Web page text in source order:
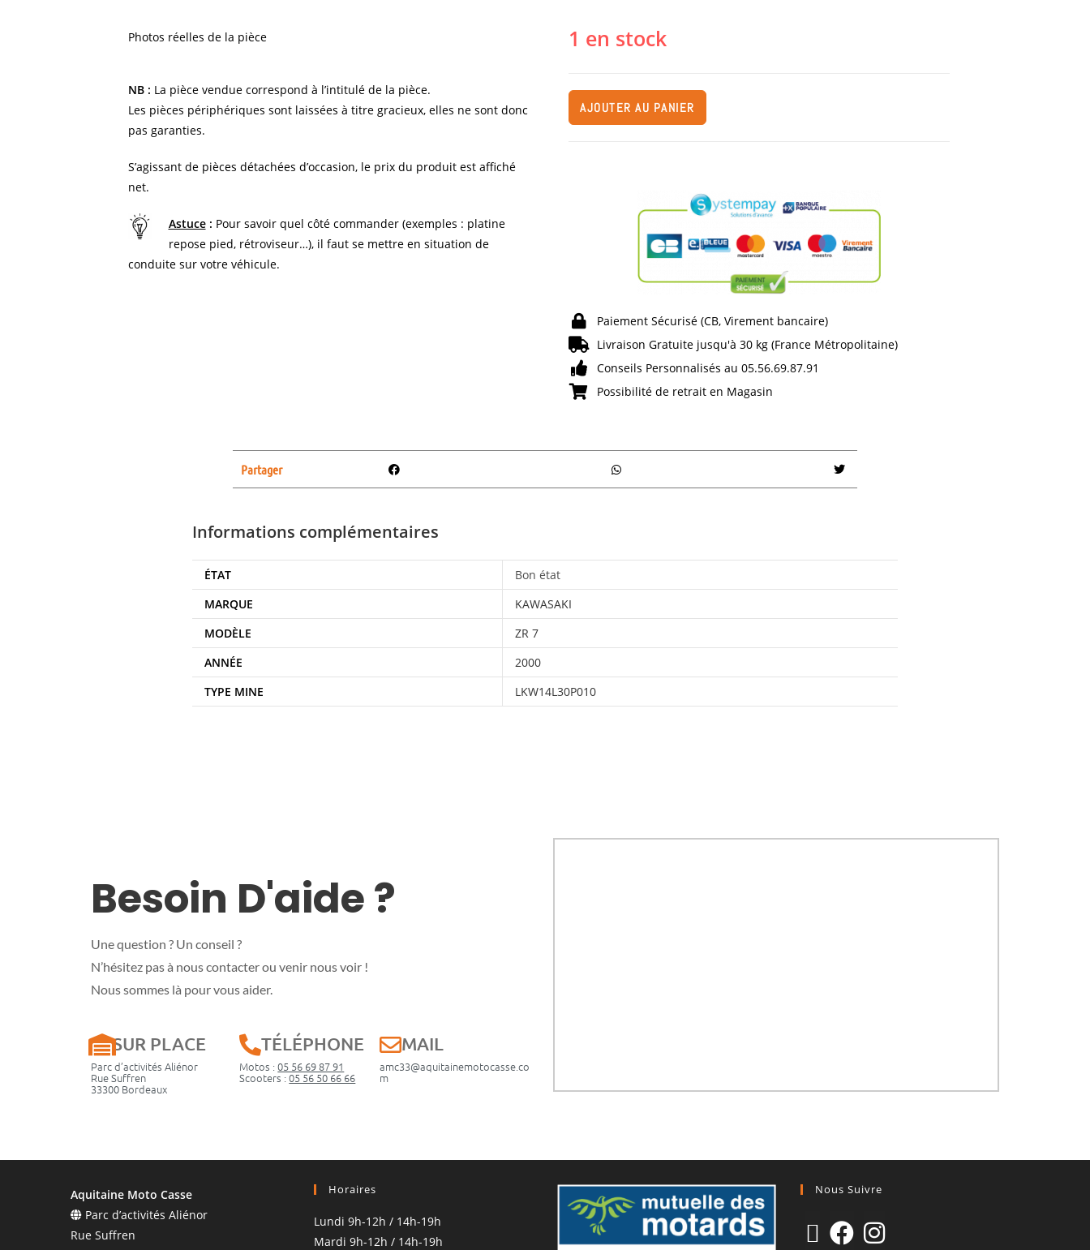
Photos réelles de la pièce
NB : La pièce vendue correspond à l’intitulé de la pièce.
Les pièces périphériques sont laissées à titre gracieux, elles ne sont donc
pas garanties.
S’agissant de pièces détachées d’occasion, le prix du produit est affiché
net.
Astuce: Pour savoir quel côté commander (exemples : platine
repose pied, rétroviseur…), il faut se mettre en situation de
conduite sur votre véhicule.
1 en stock
AJOUTER AU PANIER
Paiement Sécurisé (CB, Virement bancaire)
Livraison Gratuite jusqu'à 30 kg (France Métropolitaine)
Conseils Personnalisés au 05.56.69.87.91
Possibilité de retrait en Magasin
Partager
Informations complémentaires
ÉTAT
Bon état
MARQUE
KAWASAKI
MODÈLE
ZR 7
ANNÉE
2000
TYPE MINE
LKW14L30P010
Besoin D'aide ?
Une question ? Un conseil ?
N’hésitez pas à nous contacter ou venir nous voir !
Nous sommes là pour vous aider.
SUR PLACE
Parc d’activités Aliénor
Rue Suffren
33300 Bordeaux
TÉLÉPHONE
Motos :05 56 69 87 91
Scooters :05 56 50 66 66
MAIL
amc33@aquitainemotocasse.co
m
Aquitaine Moto Casse
Parc d’activités Aliénor
Rue Suffren
Horaires
Lundi 9h-12h / 14h-19h
Mardi 9h-12h / 14h-19h
Nous Suivre